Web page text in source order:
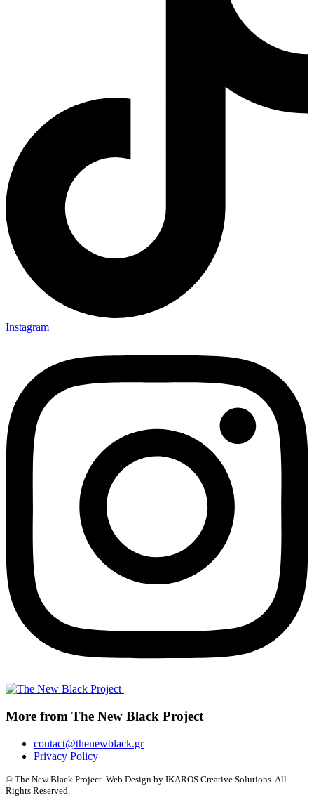
Instagram
More from The New Black Project
contact@thenewblack.gr
Privacy Policy
© The New Black Project. Web Design by IKAROS Creative Solutions. All
Rights Reserved.